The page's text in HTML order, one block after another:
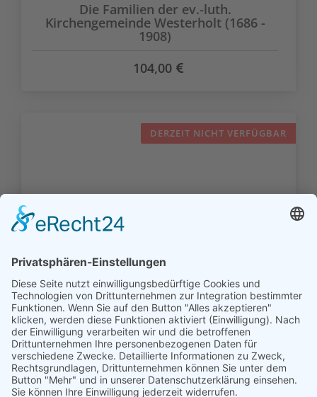
Die Familien der ev.-luth.
Kirchengemeinde Westerholt (1686 -
1908)
104,00
DERZEIT NICHT VERFÜGBAR
Die Familien der ev.-ref.
Kirchengemeinde Westerhusen (1706 -
1910)